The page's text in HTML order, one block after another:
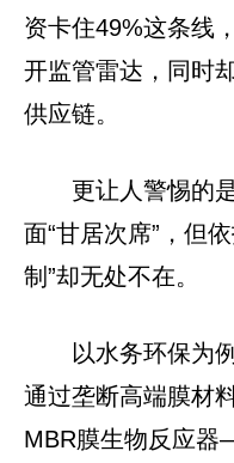
资卡住49%这条线
开监管雷达，同时
供应链。
更让人警惕的
面“甘居次席”，但
制”却无处不在。
以水务环保为
通过垄断高端膜材
MBR膜生物反应